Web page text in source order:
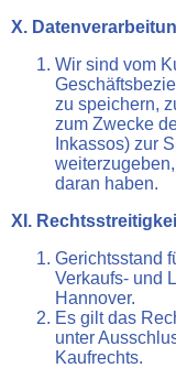
X.
Wir sind vom
zu speichern,
zum Zwecke
Inkassos) zur
daran haben.
XI.
Gerichtsstand
Verkaufs- und
Hannover.
Es gilt das
unter
Kaufrechts.